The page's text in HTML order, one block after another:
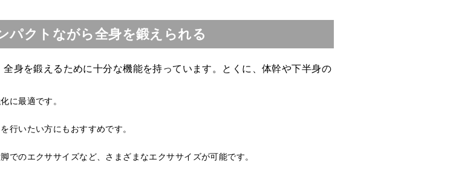
パクトながら全身を鍛えられる
身を鍛えるために十分な機能を持っています。とくに、体幹や下半身の
に最適です。
行いたい方にもおすすめです。
でのエクササイズなど、さまざまなエクササイズが可能です。